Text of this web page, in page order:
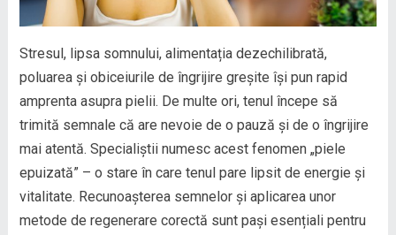
Stresul, lipsa somnului, alimentația dezechilibrată,
poluarea și obiceiurile de îngrijire greșite își pun rapid
amprenta asupra pielii. De multe ori, tenul începe să
trimită semnale că are nevoie de o pauză și de o îngrijire
mai atentă. Specialiștii numesc acest fenomen „piele
epuizată” – o stare în care tenul pare lipsit de energie și
vitalitate. Recunoașterea semnelor și aplicarea unor
metode de regenerare corectă sunt pași esențiali pentru